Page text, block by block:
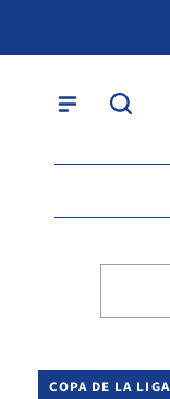
COPA DE LA